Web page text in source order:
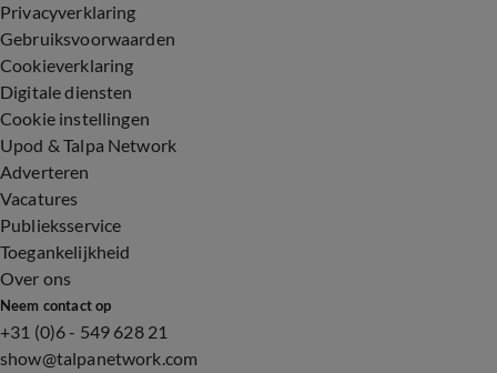
Privacyverklaring
Gebruiksvoorwaarden
Cookieverklaring
Digitale diensten
Cookie instellingen
Upod & Talpa Network
Adverteren
Vacatures
Publieksservice
Toegankelijkheid
Over ons
Neem contact op
+31 (0)6 - 549 628 21
show@talpanetwork.com